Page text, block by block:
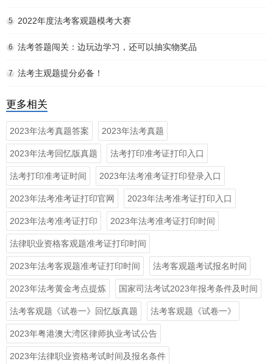
5 2022年度法考客观题模考大赛
6 法考答题闯关：边玩边学习，还可以抽实物奖品
7 法考主观题提分必备！
更多相关
2023年法考真题答案 2023年法考真题
2023年法考回忆版真题 法考打印准考证打印入口
法考打印准考证时间 2023年法考准考证打印登录入口
2023年法考准考证打印官网 2023年法考准考证打印入口
2023年法考准考证打印 2023年法考准考证打印时间
法律职业资格客观题准考证打印时间
2023年法考客观题准考证打印时间 法考客观题考试报名时间
2023年法考黄金考点提炼 国家司法考试2023年报考条件及时间
法考客观题《试卷一》回忆版真题 法考客观题《试卷一》
2023年粤港澳大湾区律师执业考试公告
2023年法律职业资格考试时间及报名条件